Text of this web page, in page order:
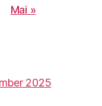
Mai »
2025